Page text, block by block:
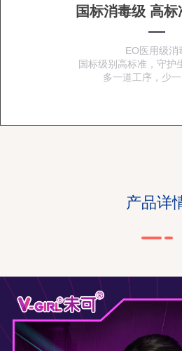
国标消毒级 高标
EO医用级消
国标级别高标准，守护
多一道工序，少
产品详